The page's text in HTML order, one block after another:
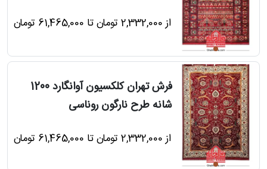
از 2,332,000 تومان تا 61,465,000 تومان
فرش تهران کلکسیون آوانگارد 1200
شانه طرح نارگون روناسی
از 2,332,000 تومان تا 61,465,000 تومان